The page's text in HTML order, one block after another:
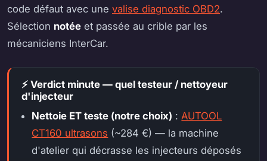
code défaut avec une valise diagnostic OBD2.
Sélection notée et passée au crible par les
mécaniciens InterCar.
⚡ Verdict minute — quel testeur / nettoyeur
d'injecteur
Nettoie ET teste (notre choix) :AUTOOL
CT160 ultrasons (~284 €) — la machine
d'atelier qui décrasse les injecteurs déposés